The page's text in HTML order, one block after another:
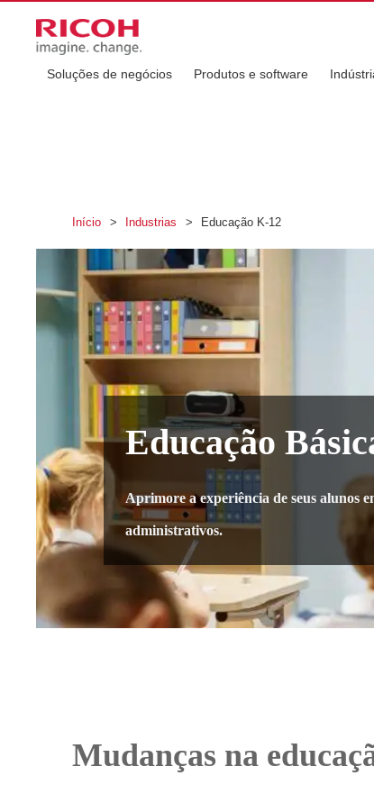
Soluções de negócios Produtos e software
Início > Industrias > Educação K-12
Educação
Aprimore a experiência de seus alunos
administrativos.
Mudanças na